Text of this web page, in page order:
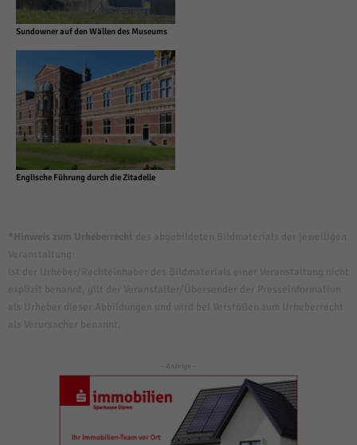
Sundowner auf den Wällen des Museums
Englische Führung durch die Zitadelle
- Anzeige -